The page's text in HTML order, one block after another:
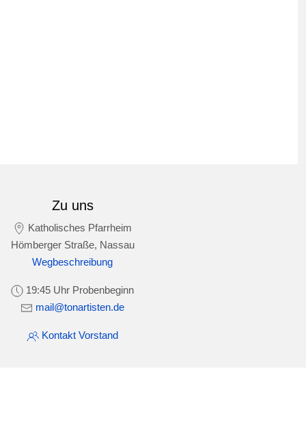
Zu uns
Katholisches Pfarrheim
Hömberger Straße, Nassau
Wegbeschreibung
19:45 Uhr Probenbeginn
mail@tonartisten.de
Kontakt Vorstand